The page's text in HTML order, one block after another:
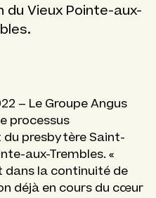
Vieux Pointe-aux-
– Le Groupe Angus
processus
du presbytère Saint-
aux-Trembles. «
dans la continuité de
déjà en cours du cœur